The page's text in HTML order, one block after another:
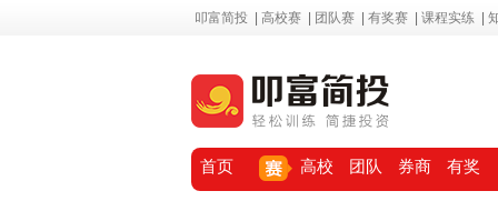
叩富简投 高校赛 团队赛 有奖赛 课程实练
首页 高校 团队 券商 有奖